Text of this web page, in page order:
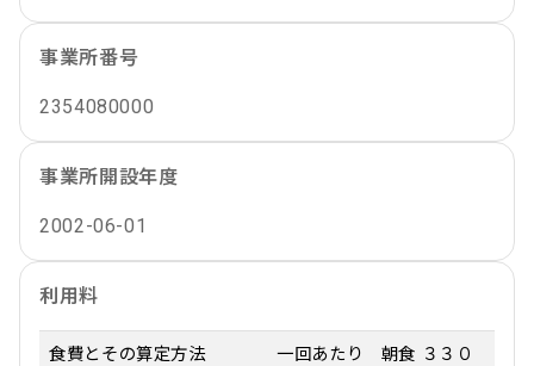
事業所番号
2354080000
事業所開設年度
2002-06-01
利用料
食費とその算定方法
一回あたり 朝食 ３３０